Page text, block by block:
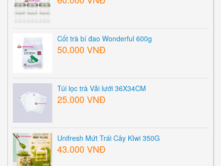
Cốt trà bí đao Wonderful 600g
50.000 VNĐ
Túi lọc trà Vải lưới 36X34CM
25.000 VNĐ
Unifresh Mứt Trái Cây KIwi 350G
43.000 VNĐ